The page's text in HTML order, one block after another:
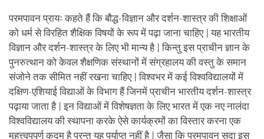
परमपावन प्रायः कहते हैं कि बौद्ध-विज्ञान और दर्शन-शास्त्र की शिक्षाओं
को धर्म से विरहित शैक्षिक विषयों के रूप में पढ़ा जाना चाहिए | यह भारतीय
विज्ञान और दर्शन-शास्त्र के लिए भी मान्य है | किन्तु इस प्राचीन ज्ञान के
पुनरुत्थान को केवल शैक्षणिक संस्थानों में संग्रहालय की वस्तु के समान
संजोने तक सीमित नहीं रखना चाहिए | विश्वभर में कई विश्वविद्यालयों में
दक्षिण-एशियाई विद्याओं के विभाग हैं जिनमें प्राचीन भारतीय दर्शन-शास्त्र
पढ़ाया जाता है | इन विद्याओं में विशेषज्ञता के लिए भारत में एक नए नालंदा
विश्वविद्यालय की स्थापना करके ऐसे कार्यक्रमों का विस्तार करना एक
महत्त्वपपूर्ण कदम है परन्तु यह पर्याप्त नहीं है | जैसा कि परमपावन सदा इस